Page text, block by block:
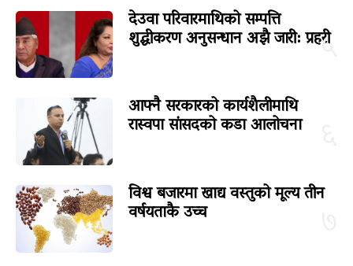
५
देउवा परिवारमाथिको सम्पत्ति
शुद्धीकरण अनुसन्धान अझै जारी: प्रहरी
आफ्नै सरकारको कार्यशैलीमाथि
रास्वपा सांसदको कडा आलोचना
विश्व बजारमा खाद्य वस्तुको मूल्य तीन
वर्षयताकै उच्च